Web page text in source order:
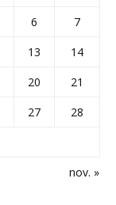
nov. »
6
7
13
14
20
21
27
28